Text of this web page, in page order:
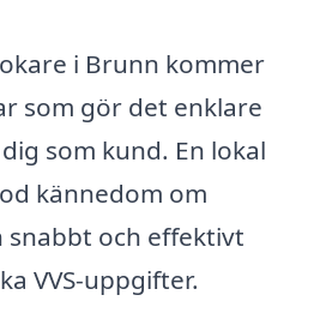
i Brunn kommer
som gör det enklare
som kund. En lokal
kännedom om
snabbt och effektivt
VVS-uppgifter.